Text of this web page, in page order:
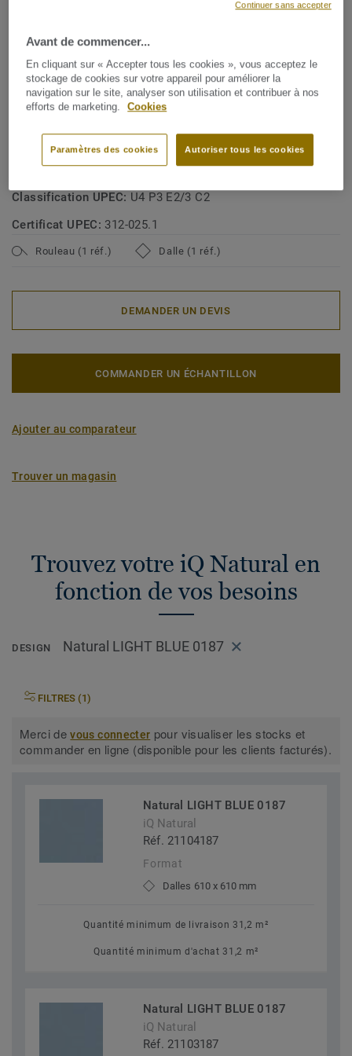
Type de revêtement de sol: Revêtement de sol en vinyle
homogène bio-attribué selon le principe du mass balance
avec un plastifiant biosourcé
Classe d'usage commerciale:
Classe d'usage industrielle: 43 Intense
Classification UPEC: U4 P3 E2/3 C2
Certificat UPEC: 312-025.1
Rouleau (1 réf.) Dalle (1 réf.)
DEMANDER UN DEVIS
COMMANDER UN ÉCHANTILLON
Ajouter au comparateur
Trouver un magasin
Trouvez votre iQ Natural en
fonction de vos besoins
DESIGN Natural LIGHT BLUE 0187
FILTRES (1)
Merci devous connecter pour visualiser les stocks et
commander en ligne (disponible pour les clients facturés).
Natural LIGHT BLUE 0187
iQ Natural
Réf. 21104187
Format
Dalles 610 x 610 mm
Quantité minimum de livraison 31,2 m²
Quantité minimum d'achat 31,2 m²
Natural LIGHT BLUE 0187
iQ Natural
Réf. 21103187
Avant de commencer...
En cliquant sur « Accepter tous les cookies », vous acceptez le
stockage de cookies sur votre appareil pour améliorer la
navigation sur le site, analyser son utilisation et contribuer à nos
efforts de marketing.
Cookies
Autoriser tous les cookies
Paramètres des cookies
Continuer sans accepter